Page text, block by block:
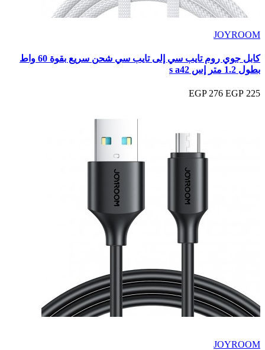
JOYROOM
كابل جوي روم تايب سي إلى تايب سي شحن سريع بقوة 60 واط
بطول 1.2 متر إس s a42
225 EGP
276 EGP
JOYROOM